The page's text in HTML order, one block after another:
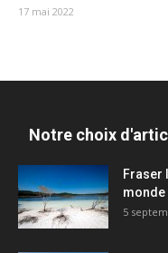
17 mai 2022
Notre choix
Fraser
monde
5